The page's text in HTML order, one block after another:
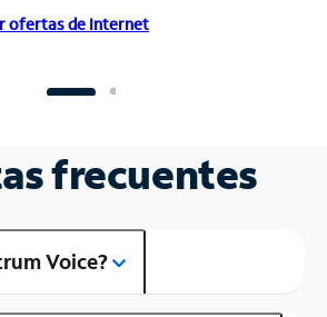
ofertas de Internet
frecuentes
Voice?